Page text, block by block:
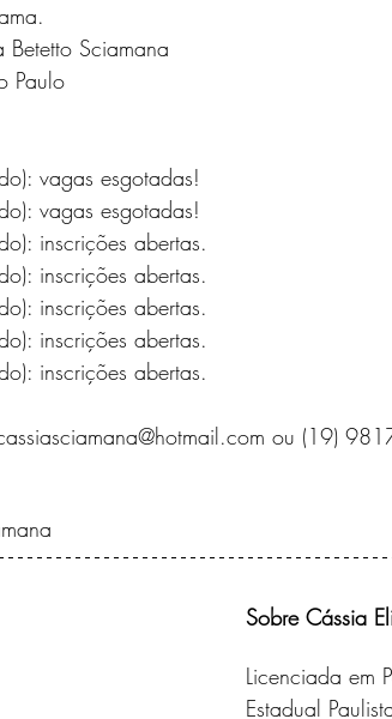
Betetto Sciamana
Paulo
vagas esgotadas!
vagas esgotadas!
inscrições abertas.
inscrições abertas.
inscrições abertas.
inscrições abertas.
inscrições abertas.
ou (19)
Sobre Cássia
Licenciada em
Estadual